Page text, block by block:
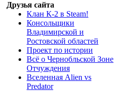
Друзья сайта
Клан К-2 в Steam!
Консольщики
Владимирской и
Ростовской областей
Проект по истории
Всё о Чернобльской Зоне
Отчуждения
Вселенная Alien vs
Predator